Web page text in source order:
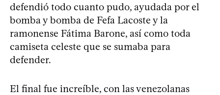
defendió todo cuanto pudo, ayudada por el
bomba y bomba de Fefa Lacoste y la
ramonense Fátima Barone, así como toda
camiseta celeste que se sumaba para
defender.
El final fue increíble, con las venezolanas